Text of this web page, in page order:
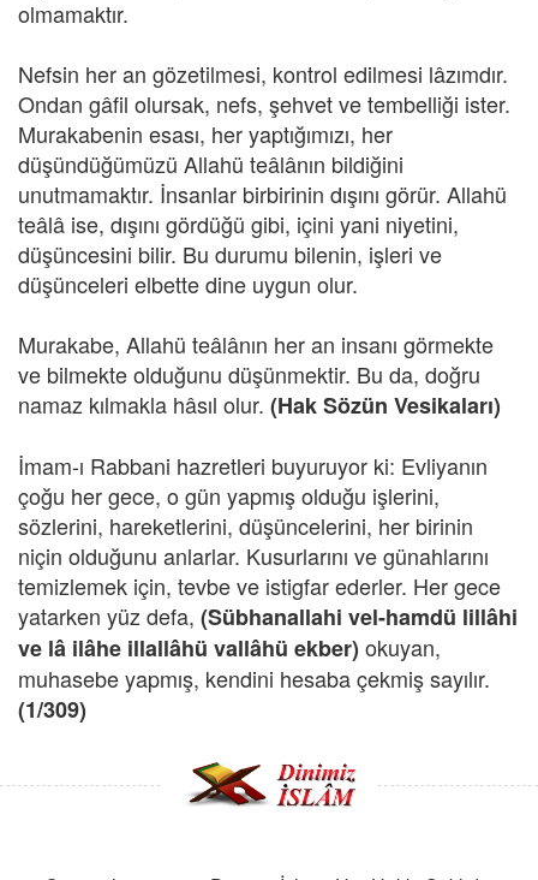
olmamaktır.
Nefsin her an gözetilmesi, kontrol edilmesi lâzımdır.
Ondan gâfil olursak, nefs, şehvet ve tembelliği ister.
Murakabenin esası, her yaptığımızı, her
düşündüğümüzü Allahü teâlânın bildiğini
unutmamaktır. İnsanlar birbirinin dışını görür. Allahü
teâlâ ise, dışını gördüğü gibi, içini yani niyetini,
düşüncesini bilir. Bu durumu bilenin, işleri ve
düşünceleri elbette dine uygun olur.
Murakabe, Allahü teâlânın her an insanı görmekte
ve bilmekte olduğunu düşünmektir. Bu da, doğru
namaz kılmakla hâsıl olur. (Hak Sözün Vesikaları)
İmam-ı Rabbani hazretleri buyuruyor ki: Evliyanın
çoğu her gece, o gün yapmış olduğu işlerini,
sözlerini, hareketlerini, düşüncelerini, her birinin
niçin olduğunu anlarlar. Kusurlarını ve günahlarını
temizlemek için, tevbe ve istigfar ederler. Her gece
yatarken yüz defa, (Sübhanallahi vel-hamdü lillâhi
ve lâ ilâhe illallâhü vallâhü ekber) okuyan,
muhasebe yapmış, kendini hesaba çekmiş sayılır.
(1/309)